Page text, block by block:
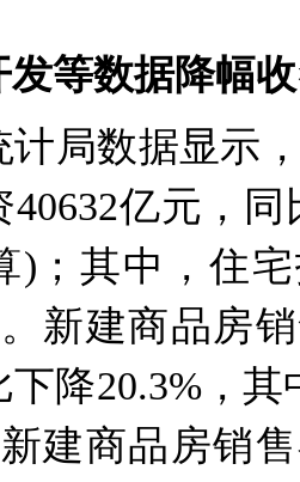
发等数据降幅
数据显示，
40632亿元，
)；其中，住
新建商品房
降20.3%，
建商品房销